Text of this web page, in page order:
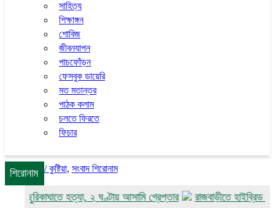
সাহিত্য
শিক্ষাঙ্গন
শোবিজ
জীবনযাপন
পাচফোঁড়ন
ফেসবুক ডায়েরি
মত মতান্তর
পাঠক কলাম
চলতে ফিরতে
ফিচার
শিরোনাম
ছুরিকাঘাতে হত্যা, ২ ঘণ্টায় আসামি গ্রেপ্তার
রাজবাড়ীতে হাইব্রিড
/কুষ্টিয়া, সংবাদ শিরোনাম